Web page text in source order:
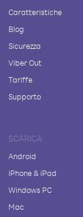
Caratteristiche
Blog
Sicurezza
Viber Out
Tariffe
Supporto
SCARICA
Android
iPhone & iPad
Windows PC
Mac